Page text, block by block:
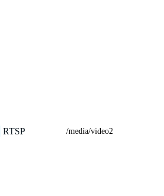
RTSP /media/video2